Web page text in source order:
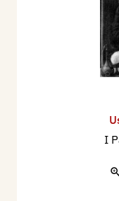
1953 -
Brera e della
1962 - Enzo
1996 - La
Internazionali I